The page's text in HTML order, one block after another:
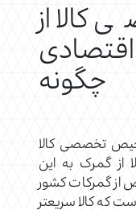
از
تخصصی کالا
گمرک به این
از گمرکات کشور
که کالا سریعتر